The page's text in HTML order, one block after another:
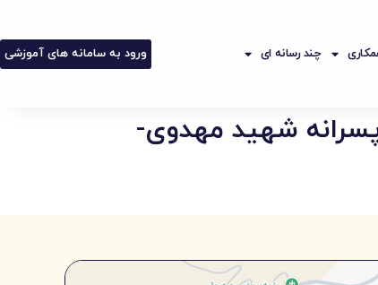
چند رسانه ای ورود به سامانه های آموزشی
شهید مهدوی-